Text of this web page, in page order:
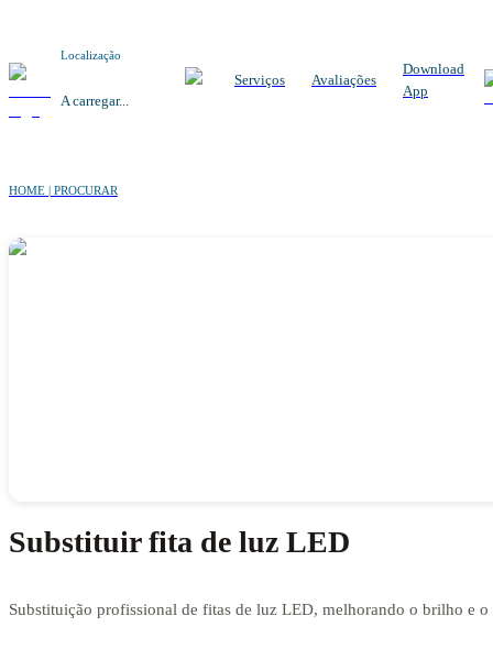
Localização
A carregar...
Serviços Avaliações
Download
App
HOME | PROCURAR
Substituir fita de luz LED
Substituição profissional de fitas de luz LED, melhorando o brilho e o